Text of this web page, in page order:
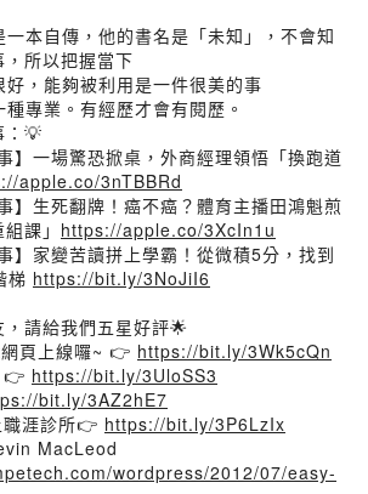
本自傳，他的書名是「未知」，不會知
所以把握當下
，能夠被利用是一件很美的事
專業。有經歷才會有閱歷。
💡
】一場驚恐掀桌，外商經理領悟「換跑道
apple.co/3nTBBRd
】生死翻牌！癌不癌？體育主播田鴻魁煎
課」 https://apple.co/3XcIn1u
】家變苦讀拼上學霸！從微積5分，找到
梯 https://bit.ly/3NoJiI6
請給我們五星好評🌟
頁上線囉~ 👉 https://bit.ly/3Wk5cQn
👉 https://bit.ly/3UloSS3
bit.ly/3AZ2hE7
職涯診所👉 https://bit.ly/3P6LzIx
MacLeod
wordpress/2012/07/easy-